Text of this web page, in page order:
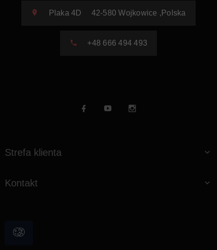
Plaka 4D 42-580 Wojkowice , Polska
+48 666 494 493
Strefa klienta
Kontakt